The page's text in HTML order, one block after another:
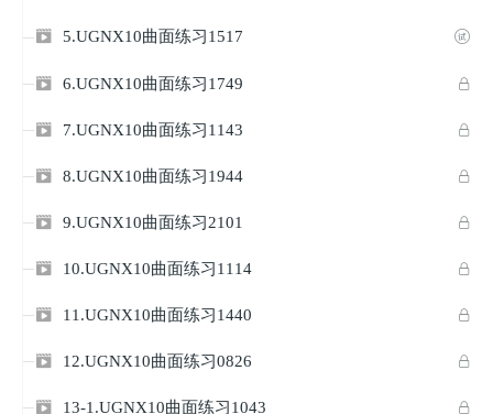

 5.UGNX10曲面练习1517

 6.UGNX10曲面练习1749

 7.UGNX10曲面练习1143

 8.UGNX10曲面练习1944

 9.UGNX10曲面练习2101

 10.UGNX10曲面练习1114

 11.UGNX10曲面练习1440

 12.UGNX10曲面练习0826

 13-1.UGNX10曲面练习1043